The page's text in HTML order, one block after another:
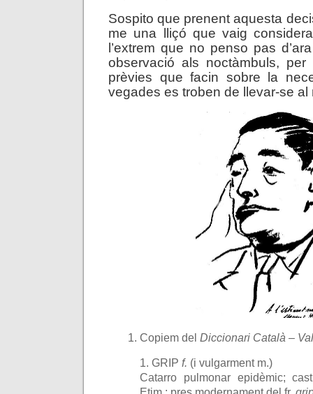
Sospito que prenent aquesta
me una lliçó que vaig
l’extrem que no penso pas
observació als noctàmbuls, per
prèvies que facin sobre la
vegades es troben de llevar-se al
Copiem del Diccionari Català –
1. GRIP f. (i vulgarment m.)
Catarro pulmonar epidèmic;